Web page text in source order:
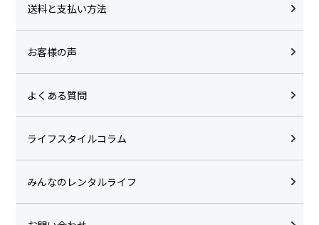
送料と支払い方法
お客様の声
よくある質問
ライフスタイルコラム
みんなのレンタルライフ